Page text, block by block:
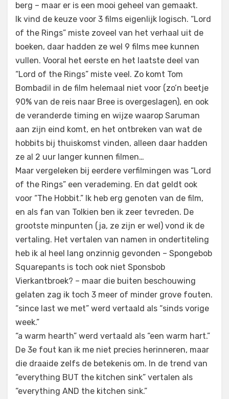
berg – maar er is een mooi geheel van gemaakt.
Ik vind de keuze voor 3 films eigenlijk logisch. “Lord
of the Rings” miste zoveel van het verhaal uit de
boeken, daar hadden ze wel 9 films mee kunnen
vullen. Vooral het eerste en het laatste deel van
“Lord of the Rings” miste veel. Zo komt Tom
Bombadil in de film helemaal niet voor (zo’n beetje
90% van de reis naar Bree is overgeslagen), en ook
de veranderde timing en wijze waarop Saruman
aan zijn eind komt, en het ontbreken van wat de
hobbits bij thuiskomst vinden, alleen daar hadden
ze al 2 uur langer kunnen filmen…
Maar vergeleken bij eerdere verfilmingen was “Lord
of the Rings” een verademing. En dat geldt ook
voor “The Hobbit.” Ik heb erg genoten van de film,
en als fan van Tolkien ben ik zeer tevreden. De
grootste minpunten (ja, ze zijn er wel) vond ik de
vertaling. Het vertalen van namen in ondertiteling
heb ik al heel lang onzinnig gevonden – Spongebob
Squarepants is toch ook niet Sponsbob
Vierkantbroek? – maar die buiten beschouwing
gelaten zag ik toch 3 meer of minder grove fouten.
“since last we met” werd vertaald als “sinds vorige
week.”
“a warm hearth” werd vertaald als “een warm hart.”
De 3e fout kan ik me niet precies herinneren, maar
die draaide zelfs de betekenis om. In de trend van
“everything BUT the kitchen sink” vertalen als
“everything AND the kitchen sink.”